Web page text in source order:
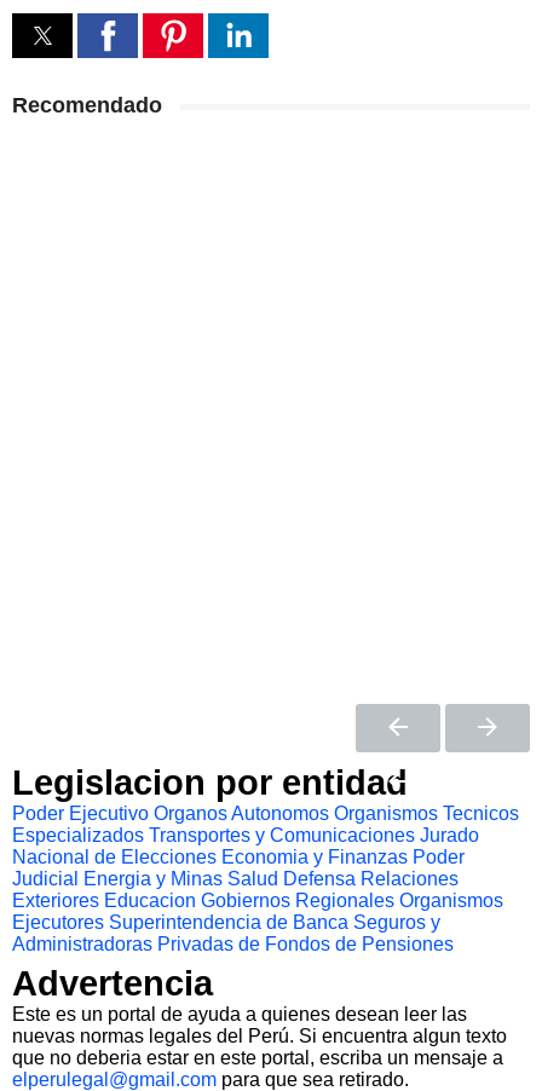
Recomendado
Legislacion por entidad
Poder Ejecutivo Organos Autonomos Organismos Tecnicos
Especializados Transportes y Comunicaciones Jurado
Nacional de Elecciones Economia y Finanzas Poder
Judicial
Energia y Minas Salud Defensa Relaciones
Exteriores Educacion Gobiernos Regionales Organismos
Ejecutores Superintendencia de Banca Seguros y
Administradoras Privadas de Fondos de Pensiones
Advertencia
Este es un portal de ayuda a quienes desean leer las
nuevas normas legales del Perú. Si encuentra algun texto
que no deberia estar en este portal, escriba un mensaje a
elperulegal@gmail.com para que sea retirado.